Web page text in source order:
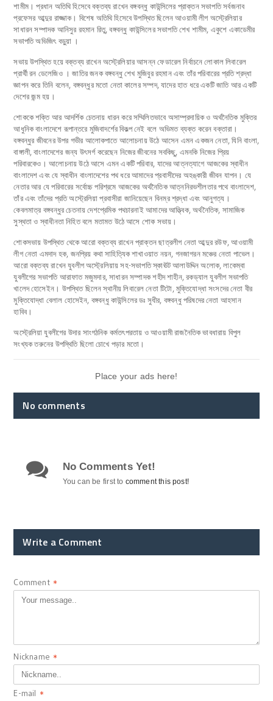
শামীম। প্রধান অতিথি হিসেবে বক্তব্য রাখেন বঙ্গবন্ধু কাউন্সিলের প্রাক্তন সভাপতি সর্বজনাব
প্রফেসর আব্দুর রাজ্জাক। বিশেষ অতিথি হিসেবে উপস্থিত ছিলেন আওয়ামী লীগ অস্ট্রেলিয়ার
সাধারন সম্পাদক আনিসুর রহমান রিতু, বঙ্গবন্ধু কাউন্সিলের সভাপতি শেখ শামীম, একুশে একাডেমীর
সভাপতি অভিজিৎ বড়ুয়া ।
সভায় উপস্থিত হয়ে বক্তব্য রাখেন অস্ট্রেলিয়ার আসন্ন ফেডারেল নির্বাচনে লোকাল লিবারেল
প্রার্থী রন ডেলেজিও । জাতির জনক বঙ্গবন্ধু শেখ মুজিবুর রহমান এবং তাঁর পরিবারের প্রতি শ্রদ্ধা
জ্ঞাপন করে তিনি বলেন, বঙ্গবন্ধুর মতো নেতা কালের সম্পদ, যাদের হাত ধরে একটি জাতি আর একটি
দেশের জন্ম হয়।
শোককে শক্তি আর আদর্শিক চেতনায় ধারন করে সম্মিলিতভাবে অসাম্প্রদায়িক ও অর্থনৈতিক মুক্তির
আধুনিক বাংলাদেশে রূপান্তরে মুজিবাদর্শের বিকল্প নেই বলে অভিমত ব্যক্ত করেন বক্তারা।
বঙ্গবন্ধুর জীবনের উপর গভীর আলোকপাতে আলোচনায় উঠে আসেন এমন একজন নেতা, যিনি বাংলা,
বাঙ্গালী, বাংলাদেশের জন্য উৎসর্গ করেছেন নিজের জীবনের সবকিছু, এমনকি নিজের প্রিয়
পরিবারকেও। আলোচনায় উঠে আসে এমন একটি পরিবার, যাদের আত্নত্যাগে আজকের স্বাধীন
বাংলাদেশ এবং যে স্বাধীন বাংলাদেশের পথ ধরে আমাদের প্রবাসীদের অহঙ্কারী জীবন যাপন। যে
নেতার আর যে পরিবারের সর্বোচ্চ পরিশ্রমে আজকের অর্থনৈতিক আত্ননিরভশীলতার পথে বাংলাদেশ,
তাঁর এবং তাঁদের প্রতি অস্ট্রেলিয়া প্রবাসীরা জানিয়েছেন বিনম্র শ্রদ্ধা এবং আনুগত্য।
কেবলমাত্র বঙ্গবন্ধুর চেতনায় দেশপ্রেমিক পথচারনাই আমাদের আত্ত্বিক, অর্থনৈতিক, সামাজিক
সুস্থতা ও স্বাধীনতা নিহিত বলে মতামত উঠে আসে শোক সভায়।
শোকসভায় উপস্থিত থেকে আরো বক্তব্য রাখেন প্রাক্তন ছাত্রলীগ নেতা আব্দুর রউফ, আওয়ামী
লীগ নেতা এমদাদ হক, জনপ্রিয় কথা সাহিত্যিক শাখাওয়াত নয়ন, গনজাগরন মঞ্চের নেতা পাভেল।
আরো বক্তব্য রাখেন যুবলীগ অস্ট্রেলিয়ায় সহ-সভাপতি স্কাঊট আলাউদ্দিন অলোক, লাকেম্বা
যুবলীগের সভাপতি আরাফাত মজুমদার, সাধারন সম্পাদক শহীদ শাহীন, রকড্যাল যুবলীগ সভাপতি
খালেদ হোসেইন। উপস্থিত ছিলেন স্থানীয় লিবারেল নেতা টিটো, মুক্তিযোদ্ধা সংসদের নেতা বীর
মুক্তিযোদ্ধা বেলাল হোসেইন, বঙ্গবন্ধু কাউন্সিলের ডঃ সুধীর, বঙ্গবন্ধু পরিষদের নেতা আহসান
হাবিব।
অস্ট্রেলিয়া যুবলীগের উদার সাংগঠনিক কর্মতৎপরতায় ও আওয়ামী রাজনৈতিক ভাবধারায় বিপুল
সংখ্যক তরুনের উপস্থিতি ছিলো চোখে পড়ার মতো।
Place your ads here!
No comments
No Comments Yet!
You can be first to comment this post!
Write a Comment
Comment *
Nickname *
E-mail *